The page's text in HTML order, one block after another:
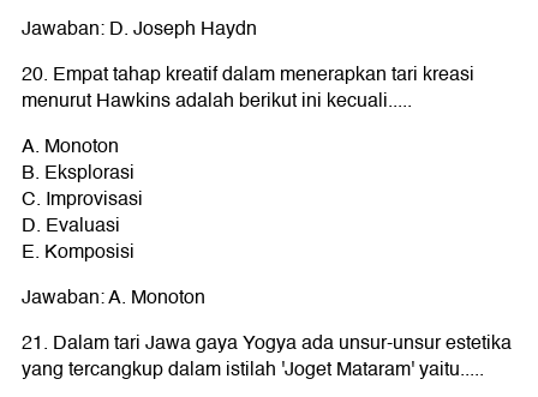
Jawaban: D. Joseph Haydn
20. Empat tahap kreatif dalam menerapkan tari kreasi
menurut Hawkins adalah berikut ini kecuali.....
A. Monoton
B. Eksplorasi
C. Improvisasi
D. Evaluasi
E. Komposisi
Jawaban: A. Monoton
21. Dalam tari Jawa gaya Yogya ada unsur-unsur estetika
yang tercangkup dalam istilah 'Joget Mataram' yaitu.....